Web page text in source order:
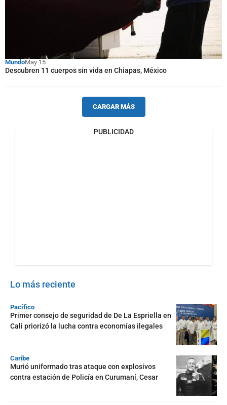
MundoMay 15
Descubren 11 cuerpos sin vida en Chiapas, México
CARGAR MÁS
PUBLICIDAD
Lo más reciente
Pacífico
Primer consejo de seguridad de De La Espriella en
Cali priorizó la lucha contra economías ilegales
Caribe
Murió uniformado tras ataque con explosivos
contra estación de Policía en Curumaní, Cesar